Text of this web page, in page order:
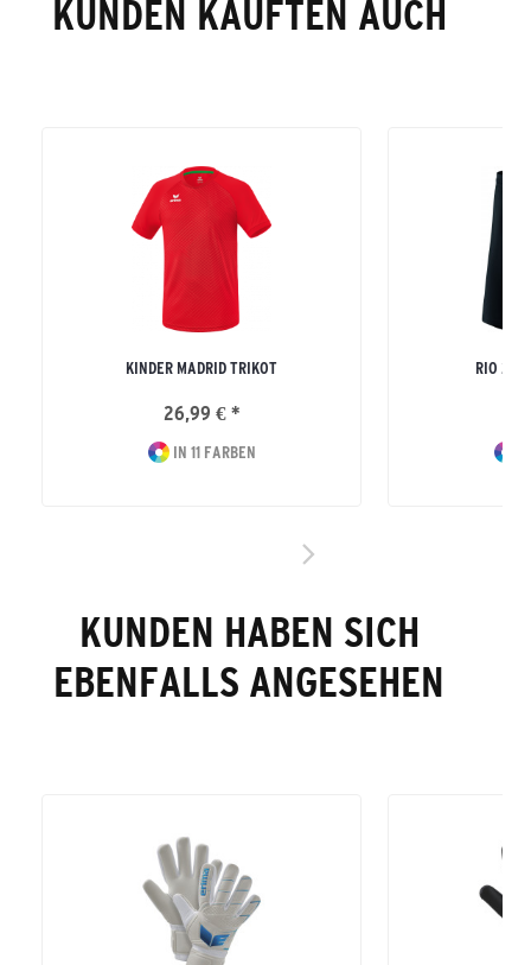
KUNDEN KAUFTEN AUCH
KINDER MADRID TRIKOT
26,99 € *
IN 11 FARBEN
RIO 2.0
KUNDEN HABEN SICH
EBENFALLS ANGESEHEN